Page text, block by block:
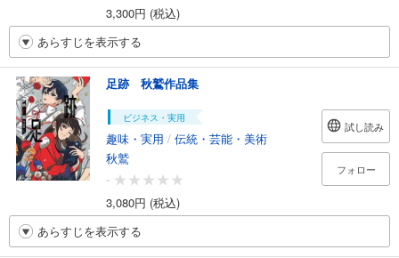
3,300円 (税込)
あらすじを表示する
足跡 秋鷲作品集
ビジネス・実用
趣味・実用 / 伝統・芸能・美術
秋鷲
-
3,080円 (税込)
試し読み
フォロー
あらすじを表示する